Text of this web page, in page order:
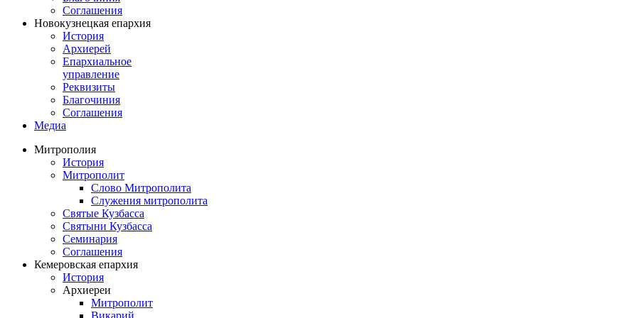
Соглашения
Новокузнецкая епархия
История
Архиерей
Епархиальное
управление
Реквизиты
Благочиния
Соглашения
Медиа
Митрополия
История
Митрополит
Слово Митрополита
Служения митрополита
Святые Кузбасса
Святыни Кузбасса
Семинария
Соглашения
Кемеровская епархия
История
Архиереи
Митрополит